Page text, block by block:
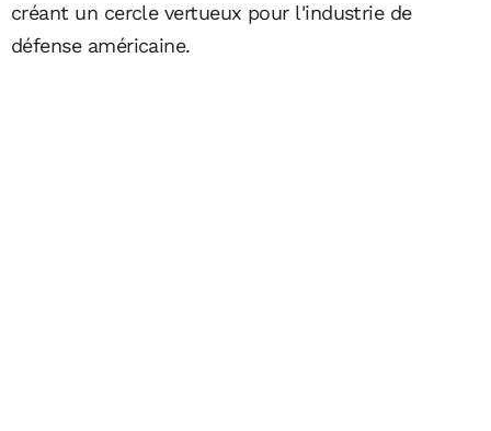
créant un cercle vertueux pour l'industrie de
défense américaine.